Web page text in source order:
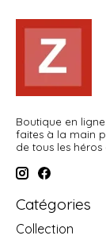
Boutique en
faites à la main
de tous les
Catégories
Collection